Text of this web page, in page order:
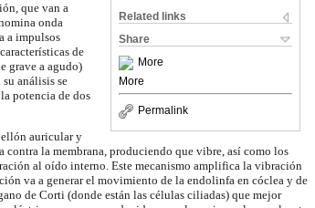
Related links
Share
More
More
Permalink
que van a
onda
a impulsos
de
grave a agudo)
análisis se
potencia de dos
auricular y
la membrana, produciendo que vibre, así como los
al oído interno. Este mecanismo amplifica la vibración
va a generar el movimiento de la endolinfa en cóclea y de
de Corti (donde están las células ciliadas) que mejor